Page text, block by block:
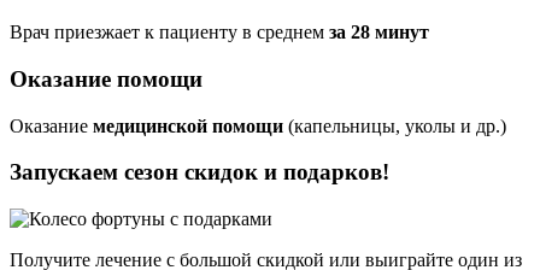
Врач приезжает к пациенту в среднем за 28 минут
Оказание помощи
Оказание медицинской помощи (капельницы, уколы и др.)
Запускаем сезон скидок и подарков!
Получите лечение с большой скидкой или выиграйте один из